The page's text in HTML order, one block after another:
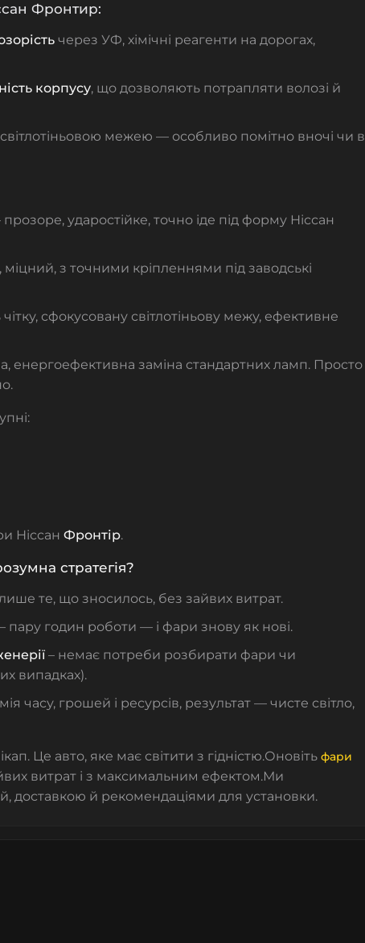
Фронтир:
через УФ, хімічні реагенти на дорогах,
корпусу, що дозволяють потрапляти волозі й
світлотіньовою межею — особливо помітно вночі чи в
ударостійке, точно іде під форму Ніссан
з точними кріпленнями під заводські
сфокусовану світлотіньову межу, ефективне
енергоефективна заміна стандартних ламп. Просто
Ніссан Фронтір.
стратегія?
те, що зносилось, без зайвих витрат.
– пару годин роботи — і фари знову як нові.
– немає потреби розбирати фари чи
випадках).
часу, грошей і ресурсів, результат — чисте світло,
Це авто, яке має світити з гідністю.Оновіть фари
витрат і з максимальним ефектом.Ми
доставкою й рекомендаціями для установки.